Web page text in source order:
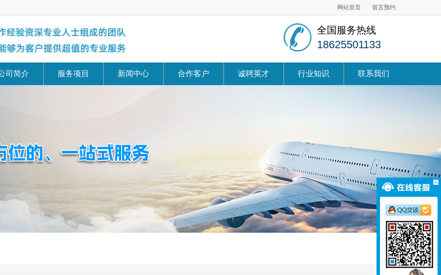
网站首页 留言预约
全国服务热线
18625501133
司简介 服务项目 新闻中心 合作客户 诚聘英才 行业知识 联系我们